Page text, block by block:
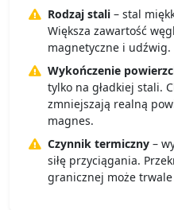
Rodzaj stali – stal
Większa zawartość
magnetyczne i udźwig.
Wykończenie
tylko na gładkiej stali.
zmniejszają realną
magnes.
Czynnik termiczny –
siłę przyciągania.
granicznej może